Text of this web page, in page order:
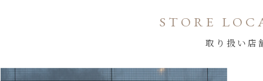
STORE
取り扱い店